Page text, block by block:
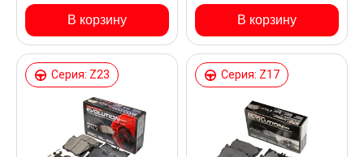
В корзину В корзину
Серия: Z23 Серия: Z17